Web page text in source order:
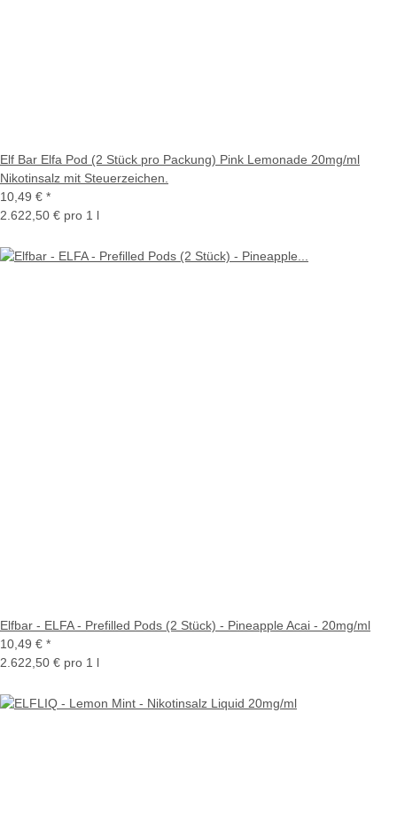
Elf Bar Elfa Pod (2 Stück pro Packung) Pink Lemonade 20mg/ml
Nikotinsalz mit Steuerzeichen.
10,49 € *
2.622,50 € pro 1 l
Elfbar - ELFA - Prefilled Pods (2 Stück) - Pineapple Acai - 20mg/ml
10,49 € *
2.622,50 € pro 1 l